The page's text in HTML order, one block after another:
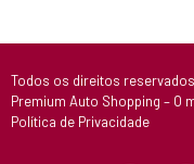
Todos os direitos reservados
Premium Auto Shopping – O
Política de Privacidade